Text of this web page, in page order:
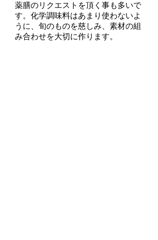
薬膳のリクエストを頂く事も多いで
す。化学調味料はあまり使わないよ
うに、旬のものを慈しみ、素材の組
み合わせを大切に作ります。